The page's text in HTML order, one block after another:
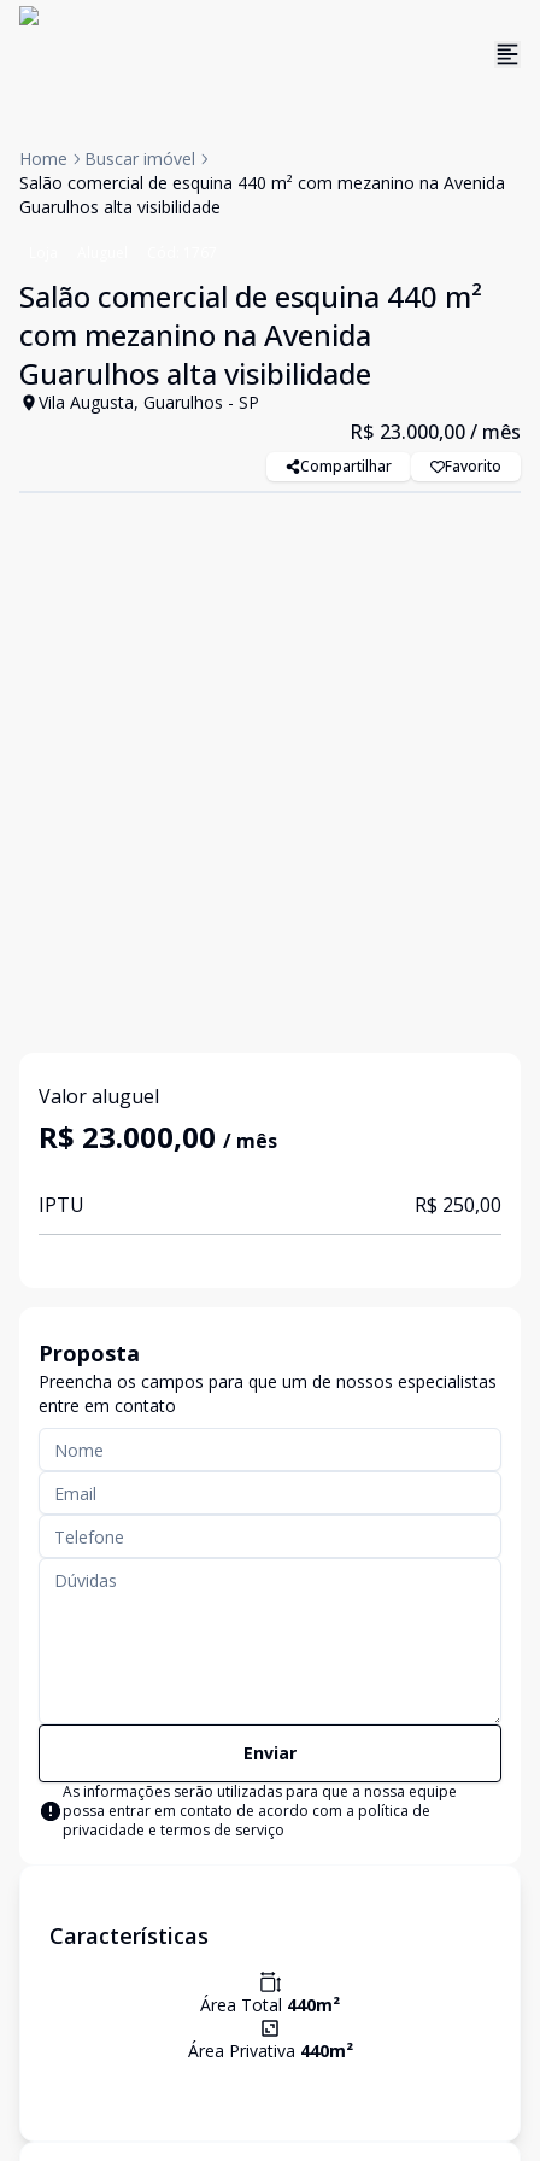
Home
Buscar imóvel
Salão comercial de esquina 440 m² com mezanino na Avenida
Guarulhos alta visibilidade
Salão comercial de esquina 440 m²
com mezanino na Avenida
Guarulhos alta visibilidade
Vila Augusta, Guarulhos - SP
R$ 23.000,00/ mês
Compartilhar Favorito
Valor aluguel
R$ 23.000,00 / mês
IPTU R$ 250,00
Proposta
Preencha os campos para que um de nossos especialistas
entre em contato
Enviar
As informações serão utilizadas para que a nossa equipe
possa entrar em contato de acordo com a política de
privacidade e termos de serviço
Características
Área Total 440m²
Área Privativa 440m²